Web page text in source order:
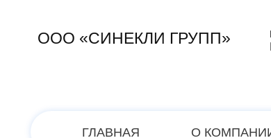
ООО «СИНЕКЛИ ГРУПП»
ГЛАВНАЯ О